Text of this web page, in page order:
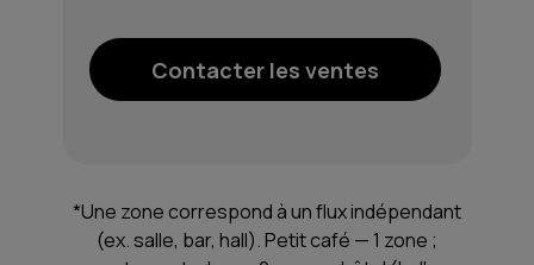
*Une zone correspond à un flux indépendant
(ex. salle, bar, hall). Petit café — 1 zone ;
Contacter les ventes